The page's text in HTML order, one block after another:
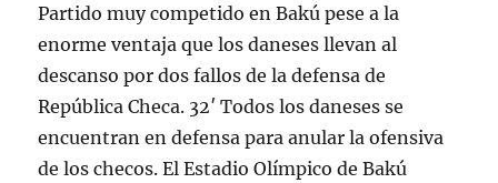
Partido muy competido en Bakú pese a la
enorme ventaja que los daneses llevan al
descanso por dos fallos de la defensa de
República Checa. 32′ Todos los daneses se
encuentran en defensa para anular la ofensiva
de los checos. El Estadio Olímpico de Bakú